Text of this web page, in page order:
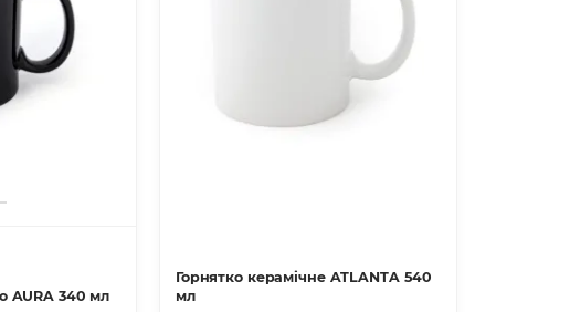
Керамічне горнятко AURA 340 мл
Горнятко керамічне ATLANTA 540
мл